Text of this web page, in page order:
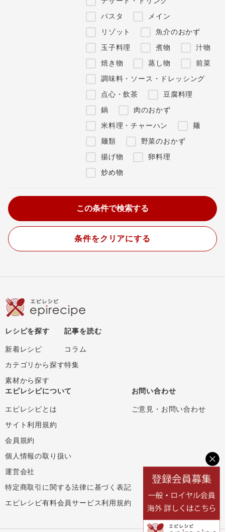
パスタ
メイン
リゾット
魚介のおかず
玉子料理
煮物
汁物
焼き物
蒸し物
前菜
調味料・ソース・ドレッシング
点心・飲茶
豆腐料理
鍋
肉のおかず
米料理・チャーハン
麺
麺類
野菜のおかず
揚げ物
卵料理
炒め物
条件をクリアにする
レシピを探す
新着レシピ
カテゴリから探す
素材から探す
記事を読む
コラム
特集
エピレシピについて
エピレシピとは
サイト利用規約
会員規約
個人情報の取り扱い
運営会社
特定商取引に関する法律に基づく表記
エピレシピ有料会員サービス利用規約
お問い合わせ
ご意見・お問い合わせ